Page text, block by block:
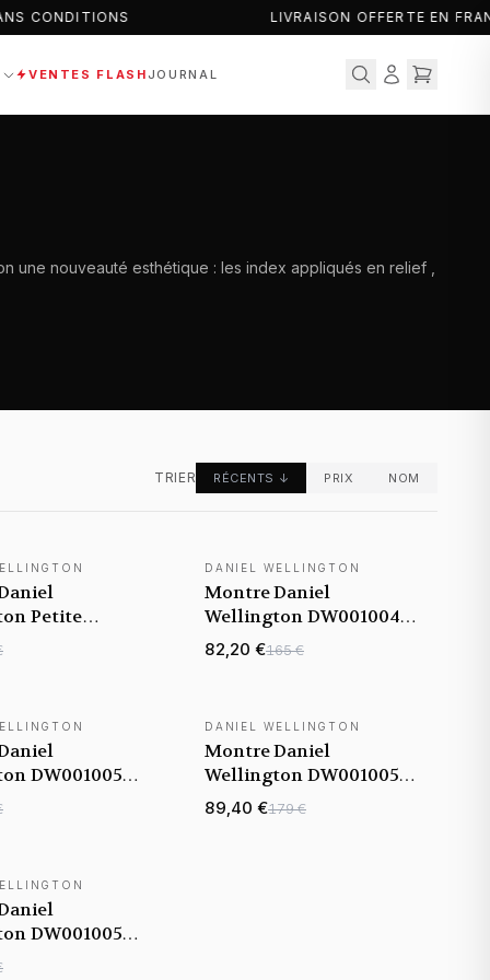
CONDITIONS LIVRAISON OFFERTE EN
VENTES FLASH JOURNAL
une nouveauté esthétique : les index appliqués en relief ,
TRIER RÉCENTS ↓ PRIX NOM
Petite
DANIEL WELLINGTON
Montre Daniel
Wellington DW00100475
Petite Unitone 36mm
maille milanaise Or
82,20 €165 €
DW00100581
Nacre
DANIEL WELLINGTON
Montre Daniel
Wellington DW00100579
Quadro Lumine maille
milanaise Or Rose
89,40 €179 €
DW00100527